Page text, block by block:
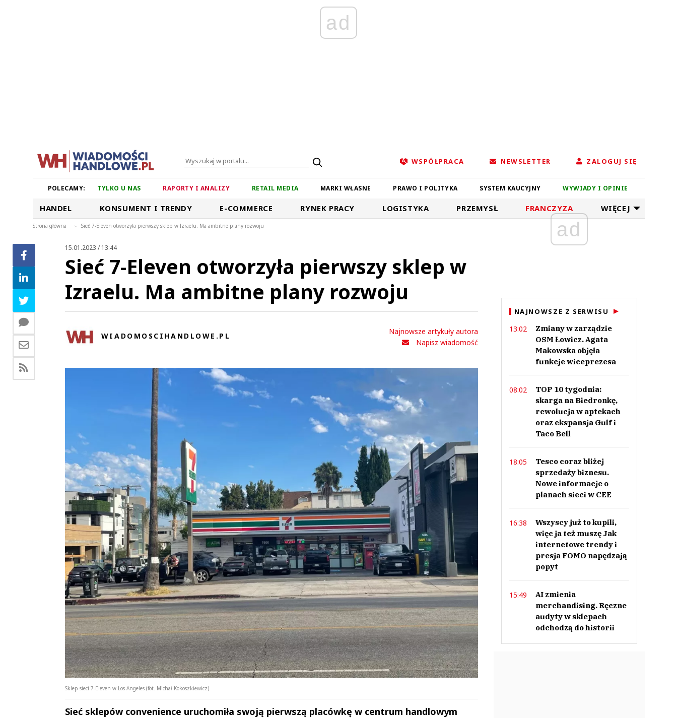
ad
WSPÓŁPRACA NEWSLETTER ZALOGUJ SIĘ
POLECAMY: TYLKO U NAS RAPORTY I ANALIZY RETAIL MEDIA MARKI WŁASNE PRAWO I POLITYKA SYSTEM KAUCYJNY WYWIADY I OPINIE
HANDEL KONSUMENT I TRENDY E-COMMERCE RYNEK PRACY LOGISTYKA PRZEMYSŁ FRANCZYZA WIĘCEJ
Strona główna > Sieć 7-Eleven otworzyła pierwszy sklep w Izraelu. Ma ambitne plany rozwoju
15.01.2023 / 13:44
Sieć 7-Eleven otworzyła pierwszy sklep w
Izraelu. Ma ambitne plany rozwoju
WIADOMOSCIHANDLOWE.PL
Najnowsze artykuły autora
Napisz wiadomość
Sklep sieci 7-Eleven w Los Angeles (fot. Michał Kokoszkiewicz)
Sieć sklepów convenience uruchomiła swoją pierwszą placówkę w centrum handlowym
ad
NAJNOWSZE Z SERWISU
13:02
Zmiany w zarządzie
OSM Łowicz. Agata
Makowska objęła
funkcje wiceprezesa
08:02
TOP 10 tygodnia:
skarga na Biedronkę,
rewolucja w aptekach
oraz ekspansja Gulf i
Taco Bell
18:05
Tesco coraz bliżej
sprzedaży biznesu.
Nowe informacje o
planach sieci w CEE
16:38
Wszyscy już to kupili,
więc ja też muszę Jak
internetowe trendy i
presja FOMO napędzają
popyt
15:49
AI zmienia
merchandising. Ręczne
audyty w sklepach
odchodzą do historii